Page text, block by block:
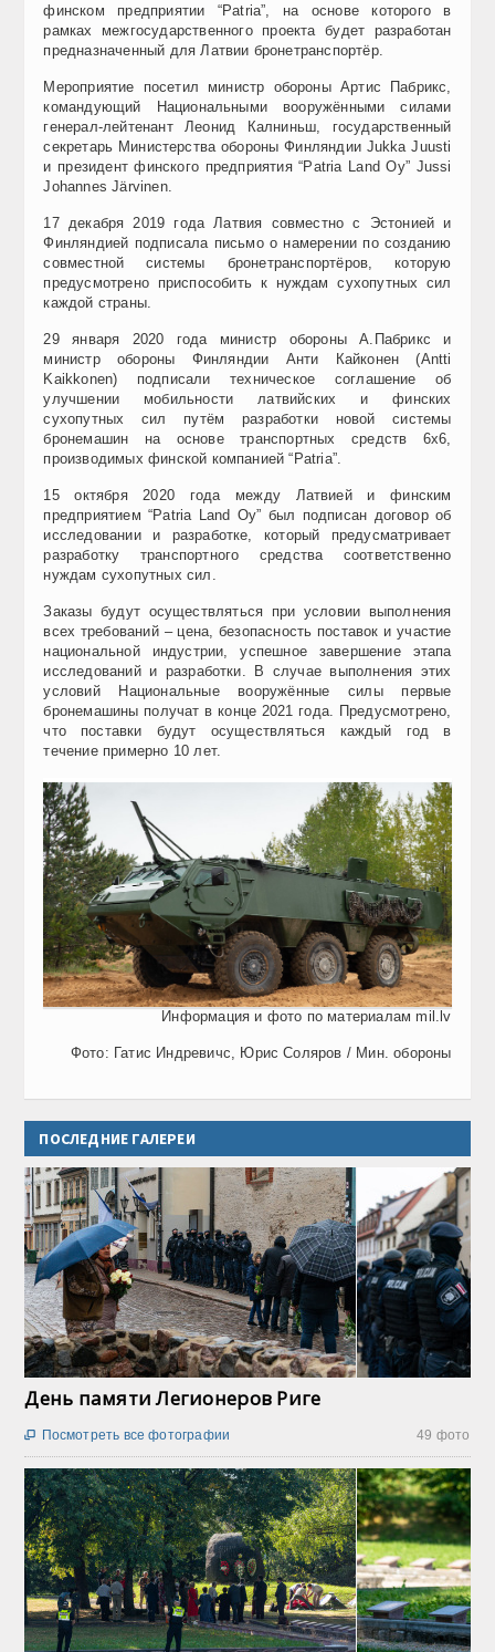
финском предприятии “Patria”, на основе которого в
рамках межгосударственного проекта будет разработан
предназначенный для Латвии бронетранспортёр.
Мероприятие посетил министр обороны Артис Пабрикс,
командующий Национальными вооружёнными силами
генерал-лейтенант Леонид Калниньш, государственный
секретарь Министерства обороны Финляндии Jukka Juusti
и президент финского предприятия “Patria Land Oy” Jussi
Johannes Järvinen.
17 декабря 2019 года Латвия совместно с Эстонией и
Финляндией подписала письмо о намерении по созданию
совместной системы бронетранспортёров, которую
предусмотрено приспособить к нуждам сухопутных сил
каждой страны.
29 января 2020 года министр обороны А.Пабрикс и
министр обороны Финляндии Анти Кайконен (Antti
Kaikkonen) подписали техническое соглашение об
улучшении мобильности латвийских и финских
сухопутных сил путём разработки новой системы
бронемашин на основе транспортных средств 6х6,
производимых финской компанией “Patria”.
15 октября 2020 года между Латвией и финским
предприятием “Patria Land Oy” был подписан договор об
исследовании и разработке, который предусматривает
разработку транспортного средства соответственно
нуждам сухопутных сил.
Заказы будут осуществляться при условии выполнения
всех требований – цена, безопасность поставок и участие
национальной индустрии, успешное завершение этапа
исследований и разработки. В случае выполнения этих
условий Национальные вооружённые силы первые
бронемашины получат в конце 2021 года. Предусмотрено,
что поставки будут осуществляться каждый год в
течение примерно 10 лет.
Информация и фото по материалам mil.lv
Фото: Гатис Индревичс, Юрис Соляров / Мин. обороны
ПОСЛЕДНИЕ ГАЛЕРЕИ
День памяти Легионеров Риге
49 фото
 Посмотреть все фотографии